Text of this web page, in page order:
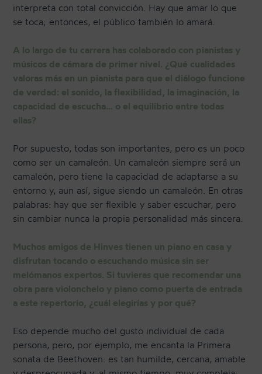
interpreta con total convicción. Hay que amar lo que
se toca; entonces, el público también lo amará.
A lo largo de tu carrera has colaborado con pianistas y
músicos de cámara de primer nivel. ¿Qué cualidades
valoras más en un pianista para que el diálogo funcione
de verdad: el sonido, la flexibilidad, la imaginación, la
capacidad de escucha… o el equilibrio entre todas
ellas?
Por supuesto, todas son importantes, pero es un poco
como ser un camaleón. Un camaleón siempre será un
camaleón, pero tiene la capacidad de adaptarse a su
entorno y, aun así, sigue siendo un camaleón. En otras
palabras: hay que ser flexible y saber escuchar, pero
sin cambiar nunca la propia personalidad más sincera.
Muchos amigos de Hinves tienen un piano en casa y
disfrutan tocando o escuchando música sin ser
melómanos expertos. Si tuvieras que recomendar una
obra para violonchelo y piano como puerta de entrada
a este repertorio, ¿cuál elegirías y por qué?
Eso depende mucho del gusto individual de cada
persona, pero, por ejemplo, me encanta la Primera
sonata de Beethoven: es tan humilde, cercana, amable